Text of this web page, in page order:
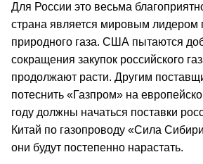
Для России это весьма
страна является мировым лидером
природного газа. США пытаются
сокращения закупок российского
продолжают расти. Другим
потеснить «Газпром» на
году должны начаться поставки
Китай по газопроводу «Сила
они будут постепенно нарастать.